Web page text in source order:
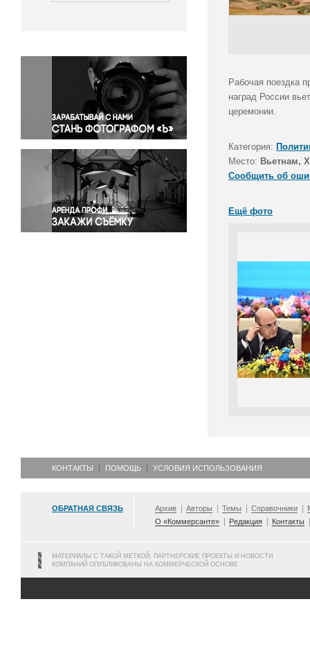
Окружающая среда
Политика
Правосудие
Происшествия и конфликты
Религия
Светская жизнь
Спорт
Экология
Экономика и бизнес
Рабочая поездка
наград России
церемонии.
Категория:
Место: Вьетнам,
Сообщить об
Ещё фото
КОНТАКТЫ ПОМОЩЬ УСЛОВИЯ ИСПОЛЬЗОВАНИЯ
ОБРАТНАЯ СВЯЗЬ Архив Авторы Темы Справочники
О «Коммерсанте»
Редакция Контакты
МАТЕРИАЛЫ С ТАКОЙ МЕТКОЙ, ПАРТНЕРСКИЕ ПРОЕКТЫ И НОВОСТИ
КОМПАНИЙ ОПУБЛИКОВАНЫ НА КОММЕРЧЕСКОЙ ОСНОВЕ